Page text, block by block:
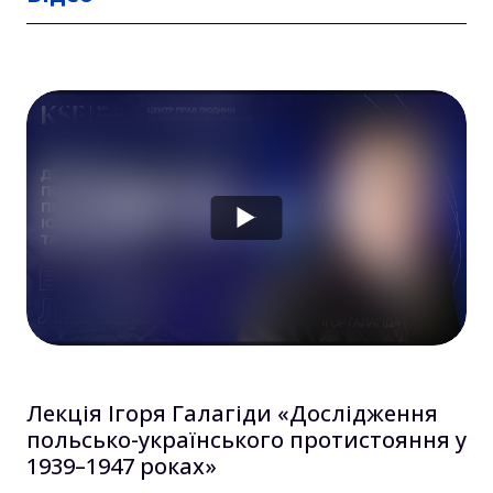
інформацію про інструменти
реалізовано візуальне дослідження
сучасного стану території Експоцентру.
Автори:
Оксана Довгополова, Антон
Дробович, Вікторія Мізерна, Катерина
Семенюк, Дмитро Пруткін, Олексій Биков,
Читати дослідження
Лекція Ігоря Галагіди «Дослідження
польсько-українського протистояння у
1939–1947 роках»